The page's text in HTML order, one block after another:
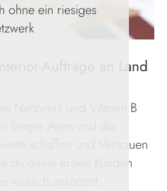
ohne ein riesiges
Aufträge an Land
Netzwerk und Vitamin B
langer Atem und die
schaffen und Vertrauen
du deine ersten Kunden
ankommt.